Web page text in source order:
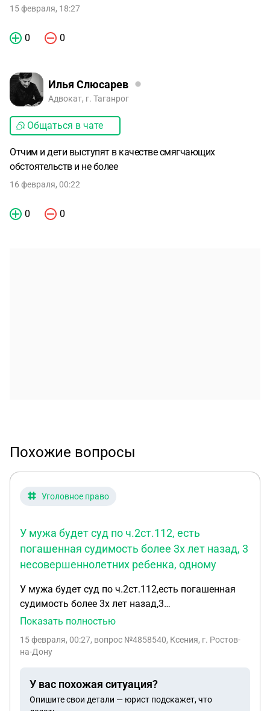
15 февраля, 18:27
0 0
Илья Слюсарев
Адвокат, г. Таганрог
Общаться в чате
Отчим и дети выступят в качестве смягчающих
обстоятельств и не более
16 февраля, 00:22
0 0
Похожие вопросы
Уголовное право
У мужа будет суд по ч.2ст.112, есть
погашенная судимость более 3х лет назад, 3
несовершеннолетних ребенка, одному
У мужа будет суд по ч.2ст.112,есть погашенная
судимость более 3х лет назад,3
несовершеннолетних ребенка,одному
хорошие характеристики,примерение с
Показать полностью
15 февраля, 00:27, вопрос №4858540, Ксения, г. Ростов-
на-Дону
У вас похожая ситуация?
Опишите свои детали — юрист подскажет, что